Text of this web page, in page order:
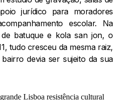
jurídico para moradores
escolar. Na
batuque e kola san jon, o
tudo cresceu da mesma raiz,
devia ser sujeito da sua